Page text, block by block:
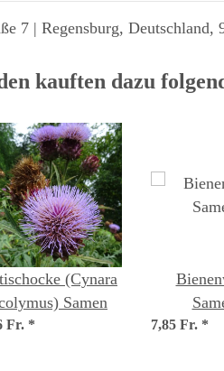
7 | Regensburg,
kauften dazu
(Cynara
Samen
Fr. * 7,85 Fr. *